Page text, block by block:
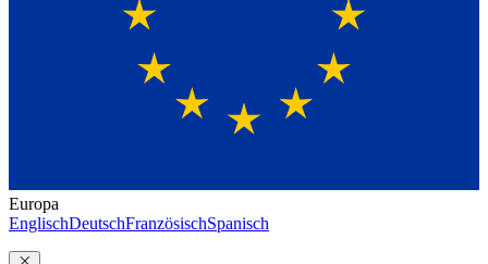
Europa
EnglischDeutschFranzösischSpanisch